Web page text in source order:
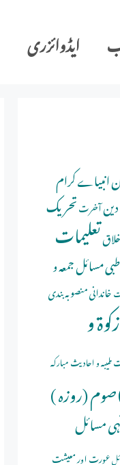
ایڈوائزری
انبیاے کرام
آخرتتحریک
تعلیمات
مسائلجمعہ و
خاندانی منصوبہ بندی
زکوۃ و
و احادیث مبارکہ
صوم (روزہ )
مسائل
عورت اور معیشت